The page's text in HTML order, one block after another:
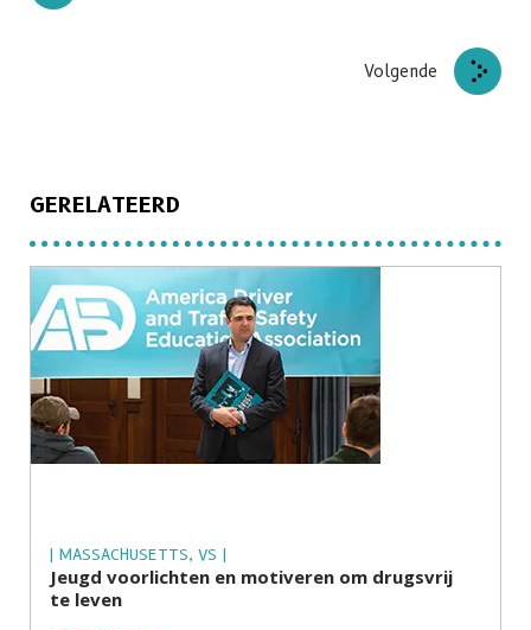
Volgende
GERELATEERD
| MASSACHUSETTS, VS |
Jeugd voorlichten en motiveren om drugsvrij
te leven